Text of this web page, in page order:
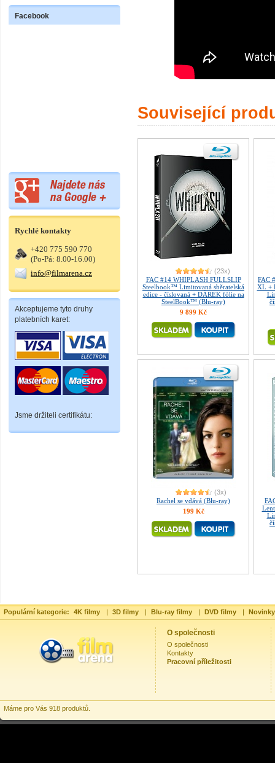
Facebook
Rychlé kontakty
+420 775 590 770
(Po-Pá: 8.00-16.00)
info@filmarena.cz
Akceptujeme tyto druhy
platebních karet:
Jsme držiteli certifikátu:
Související
(23x)
FAC #14 WHIPLASH FULLSLIP
Steelbook™ Limitovaná sběratelská
edice - číslovaná + DÁREK fólie na
SteelBook™ (Blu-ray)
9 899 Kč
FAC
XL +
(3x)
Rachel se vdává (Blu-ray)
199 Kč
Populární kategorie: 4K filmy | 3D filmy | Blu-ray filmy | DVD filmy |
O společnosti
O společnosti
Kontakty
Pracovní příležitosti
Máme pro Vás 918 produktů.